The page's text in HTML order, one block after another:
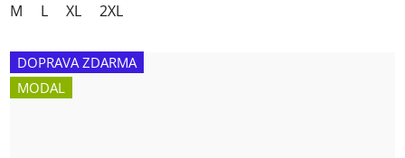
M L XL 2XL
DOPRAVA ZDARMA
MODAL